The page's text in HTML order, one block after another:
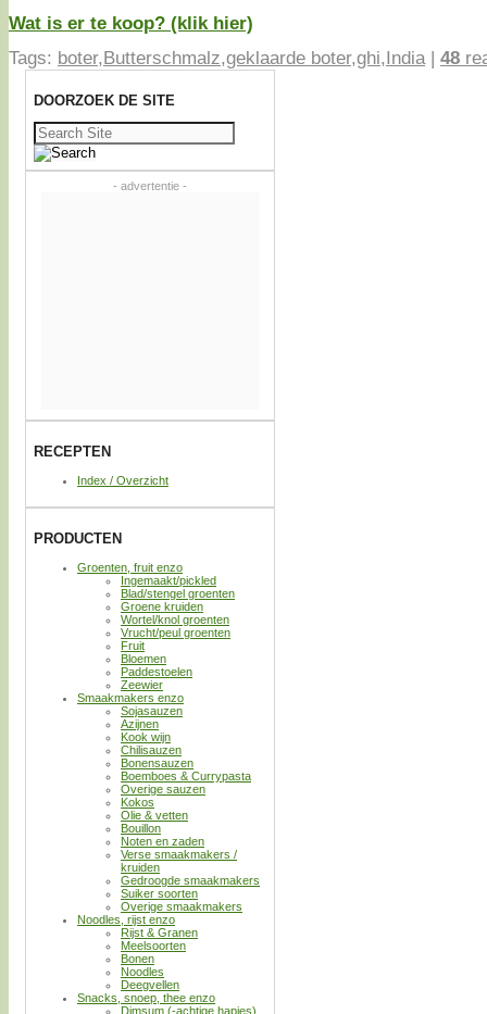
Wat is er te koop? (klik hier)
Tags: boter,Butterschmalz,geklaarde boter,ghi,India | 48
DOORZOEK DE SITE
Zoeken
naar:
- advertentie -
RECEPTEN
Index / Overzicht
PRODUCTEN
Groenten, fruit enzo
Ingemaakt/pickled
Blad/stengel groenten
Groene kruiden
Wortel/knol groenten
Vrucht/peul groenten
Fruit
Bloemen
Paddestoelen
Zeewier
Smaakmakers enzo
Sojasauzen
Azijnen
Kook wijn
Chilisauzen
Bonensauzen
Boemboes & Currypasta
Overige sauzen
Kokos
Olie & vetten
Bouillon
Noten en zaden
Verse smaakmakers /
kruiden
Gedroogde smaakmakers
Suiker soorten
Overige smaakmakers
Noodles, rijst enzo
Rijst & Granen
Meelsoorten
Bonen
Noodles
Deegvellen
Snacks, snoep, thee enzo
Dimsum (-achtige hapjes)